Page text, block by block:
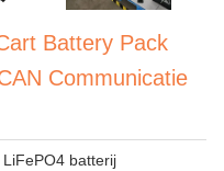
Battery Pack
Communicatie
batterij